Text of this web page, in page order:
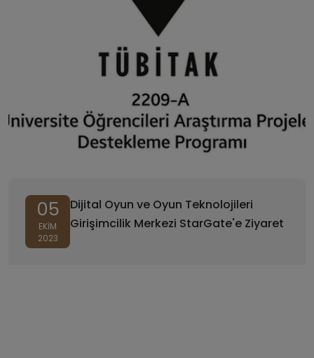
05
EKIM
2023
Dijital Oyun ve Oyun Teknolojileri
Girişimcilik Merkezi StarGate'e Ziyaret